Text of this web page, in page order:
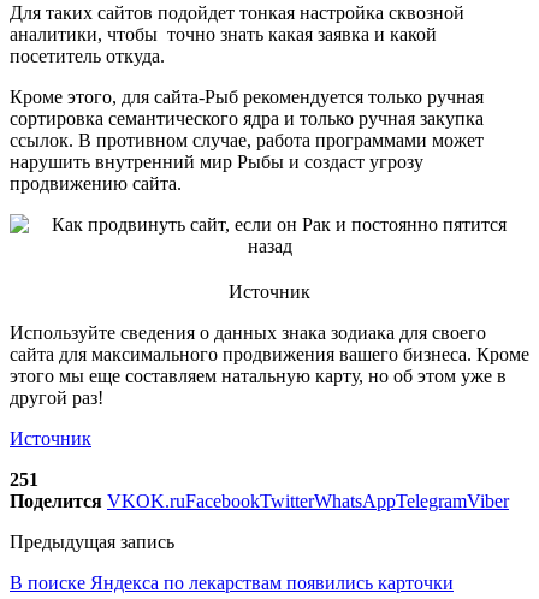
Для таких сайтов подойдет тонкая настройка сквозной
аналитики, чтобы точно знать какая заявка и какой
посетитель откуда.
Кроме этого, для сайта-Рыб рекомендуется только ручная
сортировка семантического ядра и только ручная закупка
ссылок. В противном случае, работа программами может
нарушить внутренний мир Рыбы и создаст угрозу
продвижению сайта.
Источник
Используйте сведения о данных знака зодиака для своего
сайта для максимального продвижения вашего бизнеса. Кроме
этого мы еще составляем натальную карту, но об этом уже в
другой раз!
Источник
251
Поделится VKOK.ruFacebookTwitterWhatsAppTelegramViber
Предыдущая запись
В поиске Яндекса по лекарствам появились карточки